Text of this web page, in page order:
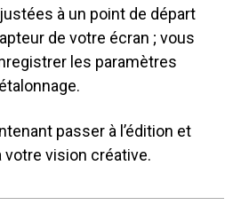
à un point de départ
de votre écran ; vous
les paramètres
passer à l’édition et
votre vision créative.